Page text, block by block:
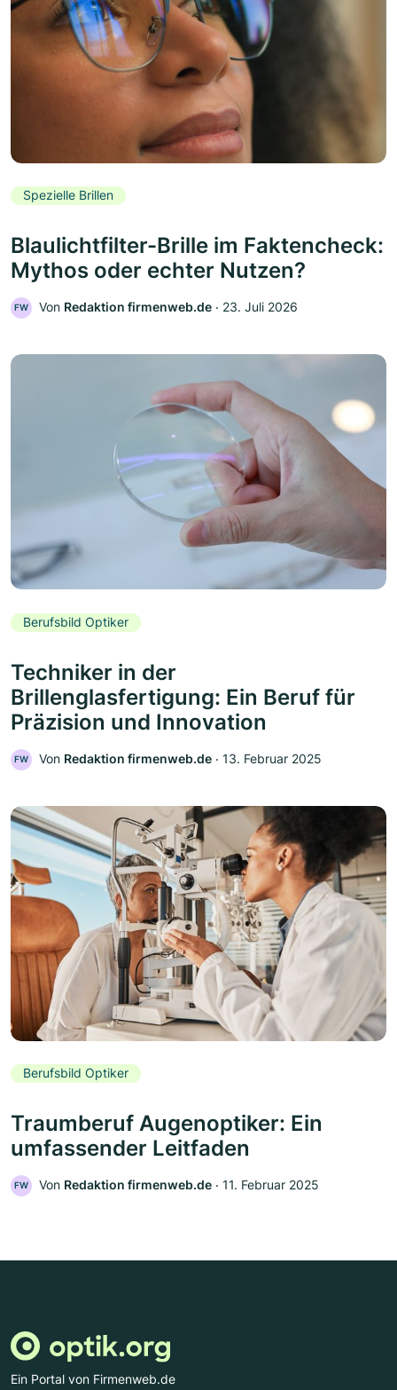
Spezielle Brillen
Blaulichtfilter-Brille im Faktencheck:
Mythos oder echter Nutzen?
FW Von Redaktion firmenweb.de ‧ 23. Juli 2026
Berufsbild Optiker
Techniker in der
Brillenglasfertigung: Ein Beruf für
Präzision und Innovation
FW Von Redaktion firmenweb.de ‧ 13. Februar 2025
Berufsbild Optiker
Traumberuf Augenoptiker: Ein
umfassender Leitfaden
FW Von Redaktion firmenweb.de ‧ 11. Februar 2025
Ein Portal von Firmenweb.de